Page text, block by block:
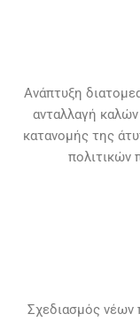
Ανάπτυξη
ανταλλαγή
κατανομής της
πολιτικών
Σχεδιασμός